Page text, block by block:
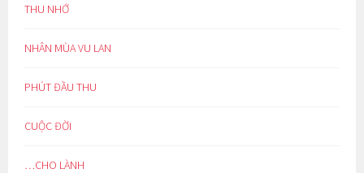
THU NHỚ
NHÂN MÙA VU LAN
PHÚT ĐẦU THU
CUỘC ĐỜI
…CHO LÀNH